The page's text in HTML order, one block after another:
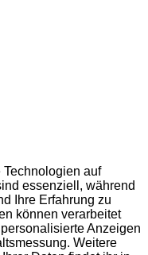
auf
essenziell, während
Ihre Erfahrung zu
können verarbeitet
Anzeigen
Weitere